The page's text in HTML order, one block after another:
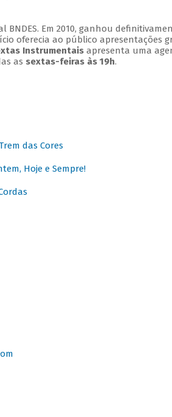
Em 2010, ganhou
oferecia ao público apresentações
Instrumentaisapresenta uma
as sextas-feiras às 19h.
das Cores
Hoje e Sempre!